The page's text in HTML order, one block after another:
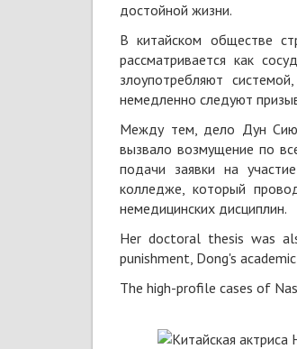
достойной жизни.
В китайском обществе
рассматривается как
злоупотребляют
немедленно следуют
Между тем, дело Дун
вызвало возмущение по
подачи заявки на
колледже, который
немедицинских дисциплин.
Her doctoral thesis was
punishment, Dong's
The high-profile cases of